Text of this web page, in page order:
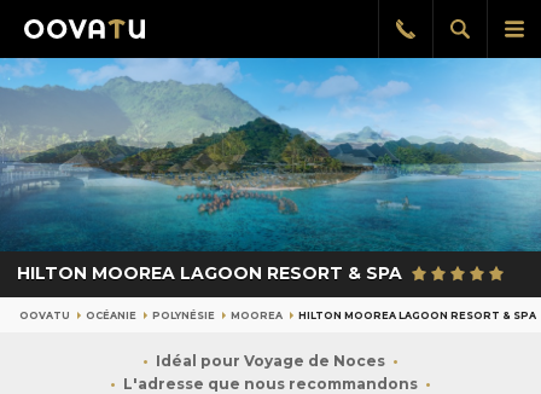
le
Afficher
la
Rappel
gratuit
HILTON MOOREA LAGOON RESORT & SPA
OOVATU OCÉANIE POLYNÉSIE MOOREA HILTON MOOREA LAGOON RESORT & SPA
Idéal pour Voyage de Noces
L'adresse que nous recommandons